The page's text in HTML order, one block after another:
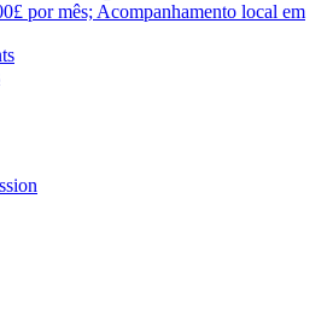
por mês; Acompanhamento local em